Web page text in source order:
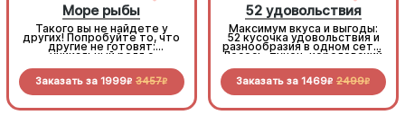
Море рыбы
Такого вы не найдете у
других! Попробуйте то, что
другие не готовят:
уникальный ролл с
мидии, нежную масляную
рыбу. Популярные начинки
чистой роскоши по
адекватной цене
Заказать за 1999R 3457R
52 удовольствия
Максимум вкуса и выгоды:
52 кусочка удовольствия и
разнообразия в одном сете.
Лосось, тунец, королевский
плюс 4 дегустационных
кусочка филадельфии с
попробовать ещё один вкус
Заказать за 1469R 2499R